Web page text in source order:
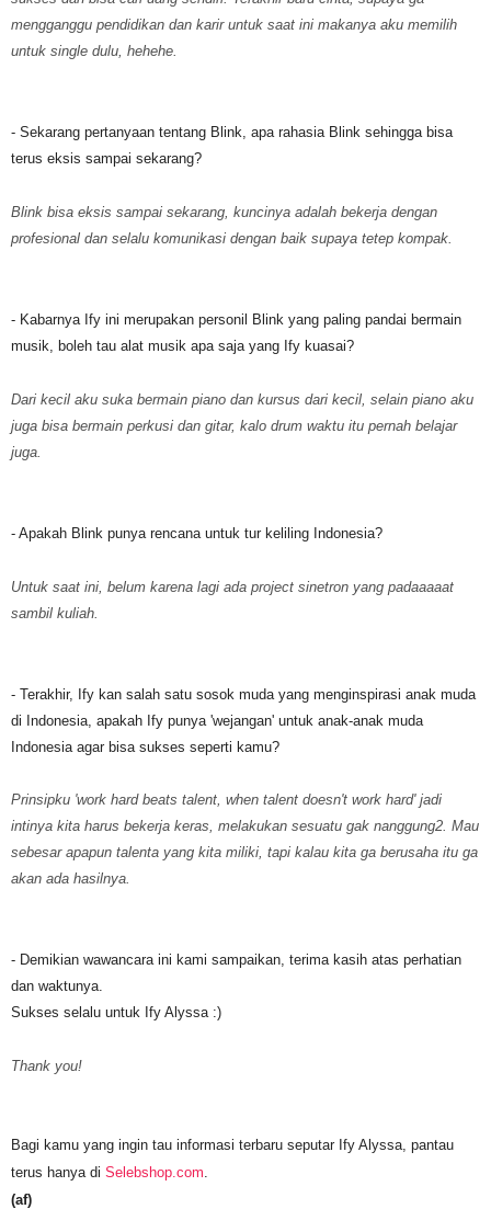
mengganggu pendidikan dan karir untuk saat ini makanya aku memilih
untuk single dulu, hehehe.
- Sekarang pertanyaan tentang Blink, apa rahasia Blink sehingga bisa
terus eksis sampai sekarang?
Blink bisa eksis sampai sekarang, kuncinya adalah bekerja dengan
profesional dan selalu komunikasi dengan baik supaya tetep kompak.
- Kabarnya Ify ini merupakan personil Blink yang paling pandai bermain
musik, boleh tau alat musik apa saja yang Ify kuasai?
Dari kecil aku suka bermain piano dan kursus dari kecil, selain piano aku
juga bisa bermain perkusi dan gitar, kalo drum waktu itu pernah belajar
juga.
- Apakah Blink punya rencana untuk tur keliling Indonesia?
Untuk saat ini, belum karena lagi ada project sinetron yang padaaaaat
sambil kuliah.
- Terakhir, Ify kan salah satu sosok muda yang menginspirasi anak muda
di Indonesia, apakah Ify punya 'wejangan' untuk anak-anak muda
Indonesia agar bisa sukses seperti kamu?
Prinsipku 'work hard beats talent, when talent doesn't work hard' jadi
intinya kita harus bekerja keras, melakukan sesuatu gak nanggung2. Mau
sebesar apapun talenta yang kita miliki, tapi kalau kita ga berusaha itu ga
akan ada hasilnya.
- Demikian wawancara ini kami sampaikan, terima kasih atas perhatian
dan waktunya.
Sukses selalu untuk Ify Alyssa :)
Thank you!
Bagi kamu yang ingin tau informasi terbaru seputar Ify Alyssa, pantau
terus hanya di Selebshop.com.
(af)